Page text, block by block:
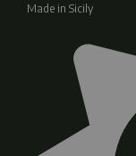
Made in Sicily